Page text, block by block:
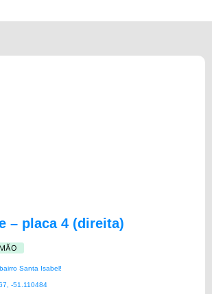
– placa 4 (direita)
Santa Isabel!
-51.110484